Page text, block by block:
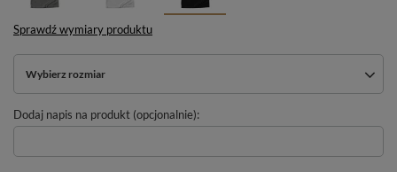
Sprawdź wymiary produktu
Wybierz rozmiar
Dodaj napis na produkt (opcjonalnie):